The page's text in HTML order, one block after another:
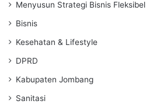
Menyusun Strategi Bisnis Fleksibel
Bisnis
Kesehatan & Lifestyle
DPRD
Kabupaten Jombang
Sanitasi